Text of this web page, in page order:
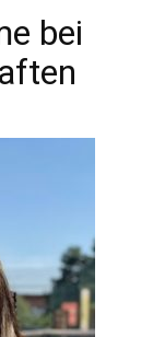
bei